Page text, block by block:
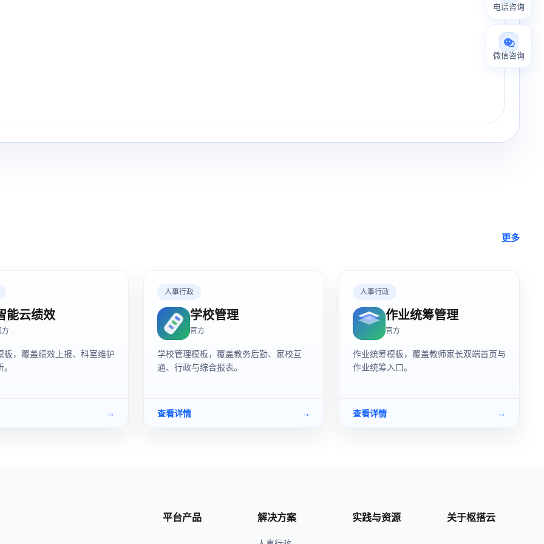
更多
能云绩效
方
板，覆盖绩效上报、科室维护
→
人事行政
学校管理
官方
学校管理模板，覆盖教务后勤、家校互
通、行政与综合报表。
查看详情 →
人事行政
作业统筹管理
官方
作业统筹模板，覆盖教师家长双端首页与
作业统筹入口。
查看详情 →
电话咨询
微信咨询
平台产品 解决方案 实践与资源 关于枢搭云